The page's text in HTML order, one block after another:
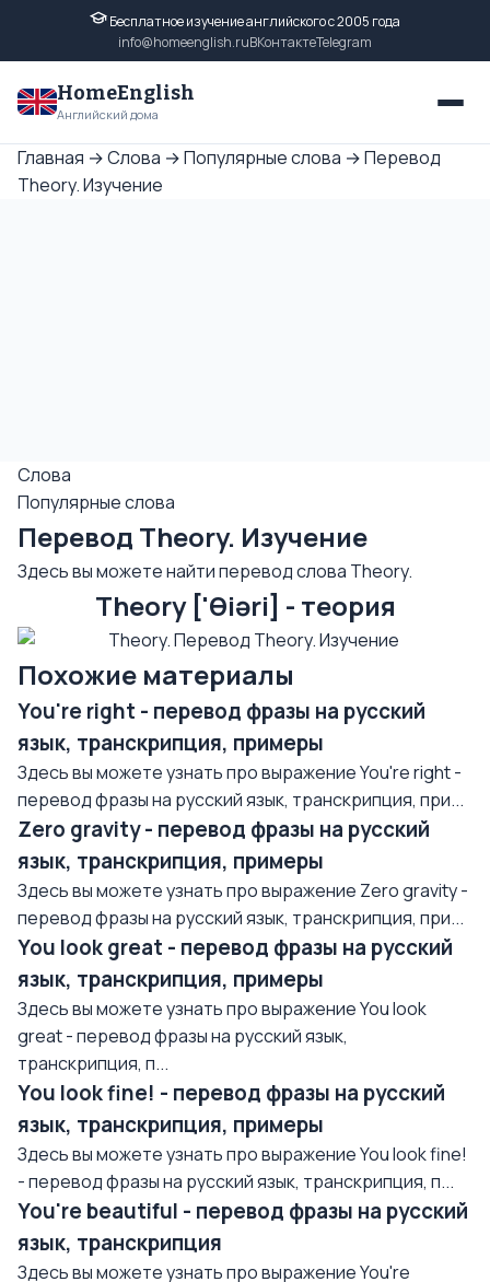
Бесплатное изучение английского с 2005 года
info@homeenglish.ruВКонтактеTelegram
HomeEnglish
Английский дома
Главная →Слова →Популярные слова →Перевод
Theory. Изучение
Слова
Популярные слова
Перевод Theory. Изучение
Здесь вы можете найти перевод слова Theory.
Theory ['θiəri] - теория
Похожие материалы
You're right - перевод фразы на русский
язык, транскрипция, примеры
Здесь вы можете узнать про выражение You're right -
перевод фразы на русский язык, транскрипция, при...
Zero gravity - перевод фразы на русский
язык, транскрипция, примеры
Здесь вы можете узнать про выражение Zero gravity -
перевод фразы на русский язык, транскрипция, при...
You look great - перевод фразы на русский
язык, транскрипция, примеры
Здесь вы можете узнать про выражение You look
great - перевод фразы на русский язык,
транскрипция, п...
You look fine! - перевод фразы на русский
язык, транскрипция, примеры
Здесь вы можете узнать про выражение You look fine!
- перевод фразы на русский язык, транскрипция, п...
You're beautiful - перевод фразы на русский
язык, транскрипция
Здесь вы можете узнать про выражение You're